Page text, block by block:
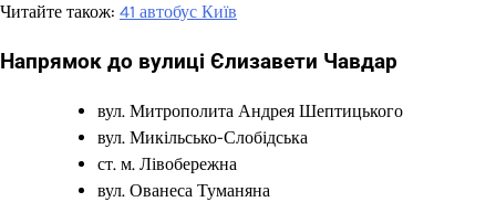
Читайте також: 41 автобус Київ
Напрямок до вулиці Єлизавети Чавдар
вул. Митрополита Андрея Шептицького
вул. Микільсько-Слобідська
ст. м. Лівобережна
вул. Ованеса Туманяна